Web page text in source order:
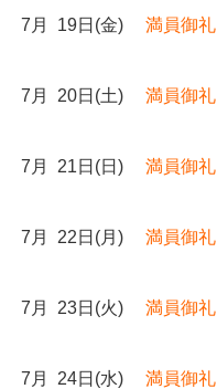
7月 19日(金) 満員御礼
7月 20日(土) 満員御礼
7月 21日(日) 満員御礼
7月 22日(月) 満員御礼
7月 23日(火) 満員御礼
7月 24日(水) 満員御礼